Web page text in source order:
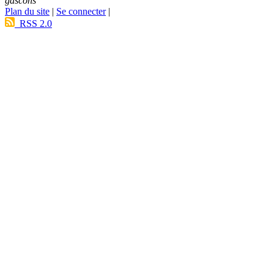
Plan du site | Se connecter|
RSS 2.0